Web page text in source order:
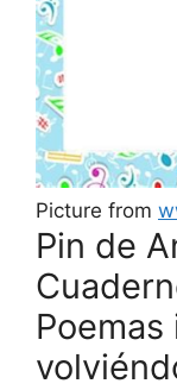
Picture from
Pin de